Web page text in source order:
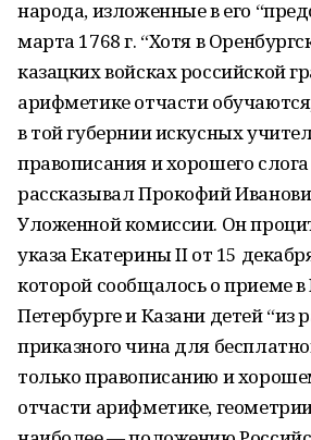
народа, изложенные в его
марта 1768 г. “Хотя в
казацких войсках российской
арифметике от­части
в той губернии искусных
правописания и хорошего
рассказывал Прокофий
Уло­женной комиссии. Он
указа Екатерины II от 15
которой сообщалось о приеме в
Петербурге и Казани детей “из
приказного чина для
только правописанию и
отчасти арифметике,